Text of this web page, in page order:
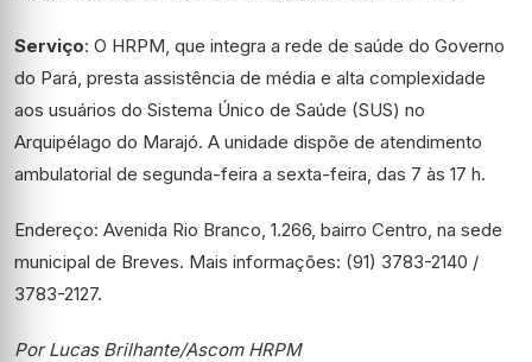
Serviço: O HRPM, que integra a rede de saúde do Governo
do Pará, presta assistência de média e alta complexidade
aos usuários do Sistema Único de Saúde (SUS) no
Arquipélago do Marajó. A unidade dispõe de atendimento
ambulatorial de segunda-feira a sexta-feira, das 7 às 17 h.
Endereço: Avenida Rio Branco, 1.266, bairro Centro, na sede
municipal de Breves. Mais informações: (91) 3783-2140 /
3783-2127.
Por Lucas Brilhante/Ascom HRPM